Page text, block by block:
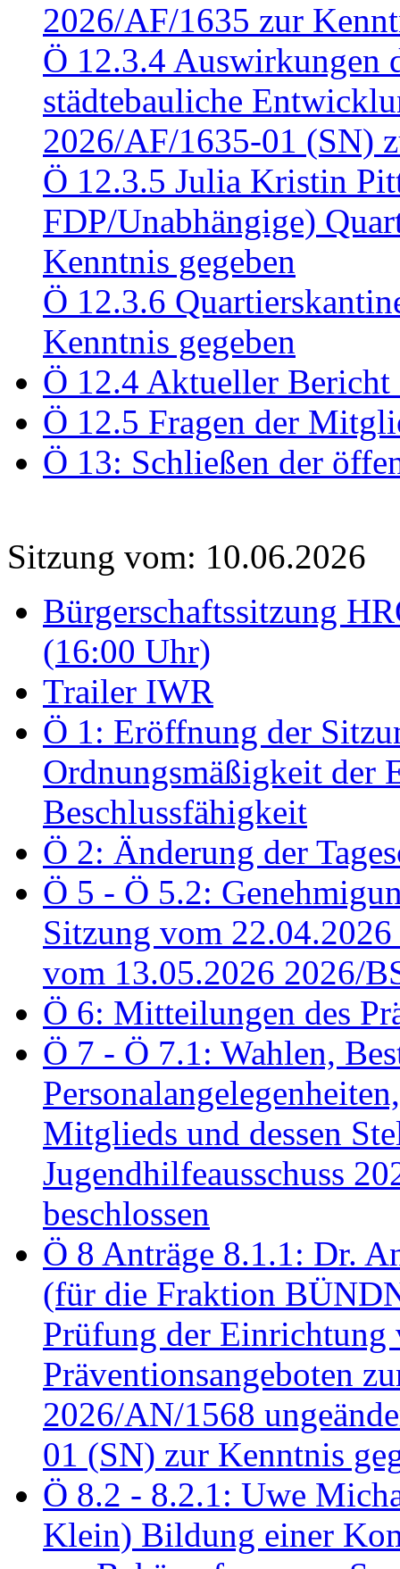
2026/AF/1635 zur
Ö 12.3.4 Auswirkungen
städtebauliche
2026/AF/1635-01 (SN)
Ö 12.3.5 Julia Kristin
FDP/Unabhängige)
Kenntnis gegeben
Ö 12.3.6
Kenntnis gegeben
Ö 12.4 Aktueller Bericht
Ö 12.5 Fragen der
Ö 13: Schließen der
Sitzung vom: 10.06.2026
Bürgerschaftssitzung
(16:00 Uhr)
Trailer IWR
Ö 1: Eröffnung der
Ordnungsmäßigkeit der
Beschlussfähigkeit
Ö 2: Änderung der
Ö 5 - Ö 5.2:
Sitzung vom
vom 13.05.2026 2026/
Ö 6: Mitteilungen des
Ö 7 - Ö 7.1: Wahlen,
Mitglieds und dessen
Jugendhilfeausschuss
beschlossen
Ö 8 Anträge 8.1.1: Dr.
(für die Fraktion
Prüfung der Einrichtung
Präventionsangeboten
2026/AN/1568
01 (SN) zur Kenntnis
Ö 8.2 - 8.2.1: Uwe
Klein) Bildung einer